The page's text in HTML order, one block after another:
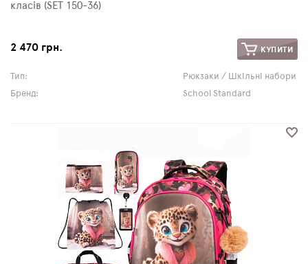
класів (SET 150-36)
2 470 грн. КУПИТИ
Тип:
Рюкзаки / Шкільні набори
Бренд:
School Standard